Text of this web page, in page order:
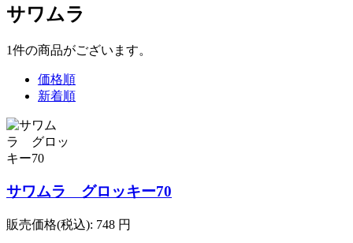
サワムラ
1件の商品がございます。
価格順
新着順
サワムラ グロッキー70
販売価格(税込): 748 円